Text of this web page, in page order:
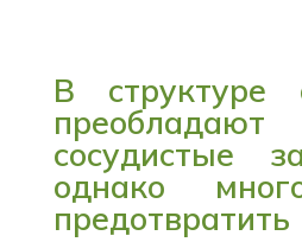
В структуре
преобладают
сосудистые
однако
предотвратить